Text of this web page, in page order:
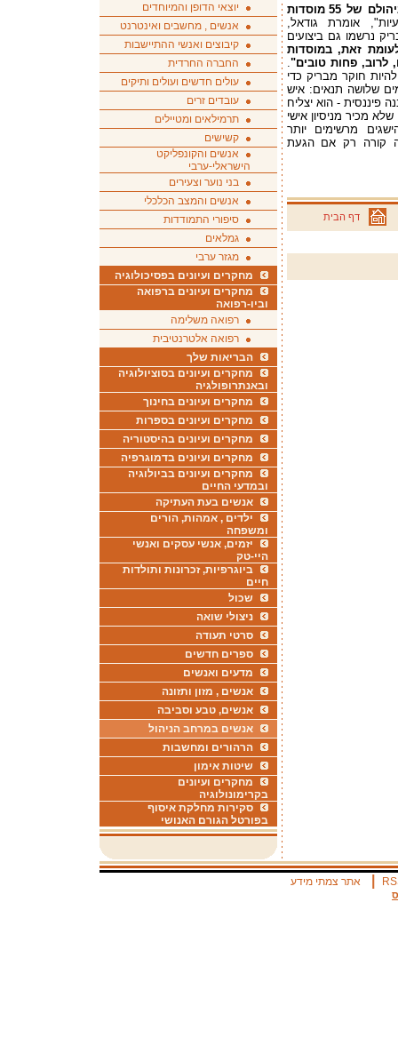
פרופסור אמנדה גודאל בדקה את אופן ניהולם של 55 מוסדות
אומרת גודאל,
נרשמו גם ביצועים
זאת, במוסדות
לרוב, פחות טובים".
חוקר מבריק כדי
שלושה תנאים: איש
פיננסית - הוא יצליח
מכיר מניסיון אישי
מרשימים יותר
קורה רק אם הגעת
דף הבית
יוצאי הדופן והמיוחדים
אנשים , מחשבים ואינטרנט
קיבוצים ואנשי ההתיישבות
החברה החרדית
עולים חדשים ועולים ותיקים
עובדים זרים
תרמילאים ומטיילים
קשישים
אנשים והקונפליקט
הישראלי-ערבי
בני נוער וצעירים
אנשים והמצב הכלכלי
סיפורי התמודדות
גמלאים
מגזר ערבי
מחקרים ועיונים בפסיכולוגיה
מחקרים ועיונים ברפואה
וביו-רפואה
רפואה משלימה
רפואה אלטרנטיבית
הבריאות שלך
מחקרים ועיונים בסוציולוגיה
ובאנתרופולגיה
מחקרים ועיונים בחינוך
מחקרים ועיונים בספרות
מחקרים ועיונים בהיסטוריה
מחקרים ועיונים בדמוגרפיה
מחקרים ועיונים בביולוגיה
ובמדעי החיים
אנשים בעת העתיקה
ילדים , אמהות, הורים
ומשפחה
יזמים, אנשי עסקים ואנשי
היי-טק
ביוגרפיות, זכרונות ותולדות
חיים
שכול
ניצולי שואה
סרטי תעודה
ספרים חדשים
מדעים ואנשים
אנשים , מזון ותזונה
אנשים, טבע וסביבה
אנשים במרחב הניהול
הרהורים ומחשבות
שיטות אימון
מחקרים ועיונים
בקרימונולוגיה
סקירות מחלקת איסוף
בפורטל הגורם האנושי
אתר צמתי מידע